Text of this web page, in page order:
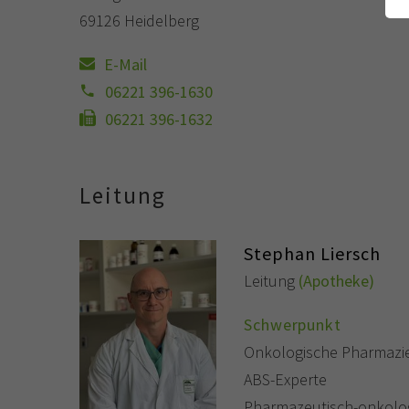
69126 Heidelberg
E-Mail
06221 396-1630
06221 396-1632
Leitung
Stephan Liersch
Leitung (Apotheke)
Schwerpunkt
Onkologische
ABS-Experte